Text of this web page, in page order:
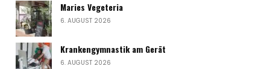
Maries Vegeteria
6. AUGUST 2026
Krankengymnastik am Gerät
6. AUGUST 2026